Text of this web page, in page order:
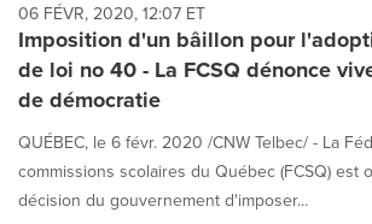
06 FÉVR, 2020, 12:07 ET
Imposition d'un bâillon pour
de loi no 40 - La FCSQ dénonce
de démocratie
QUÉBEC, le 6 févr. 2020 /CNW Telbec/ - La
commissions scolaires du Québec (FCSQ) est
décision du gouvernement d'imposer...